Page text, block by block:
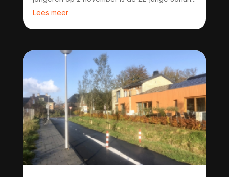
Lees meer